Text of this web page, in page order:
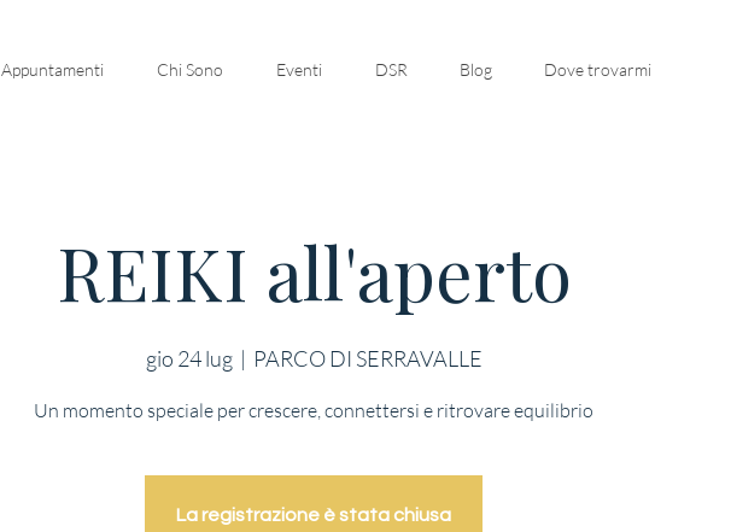
Appuntamenti Chi Sono Eventi DSR Blog Dove trovarmi
REIKI all'aperto
gio 24 lug
  |
PARCO DI SERRAVALLE
Un momento speciale per crescere, connettersi e ritrovare equilibrio
La registrazione è stata chiusa